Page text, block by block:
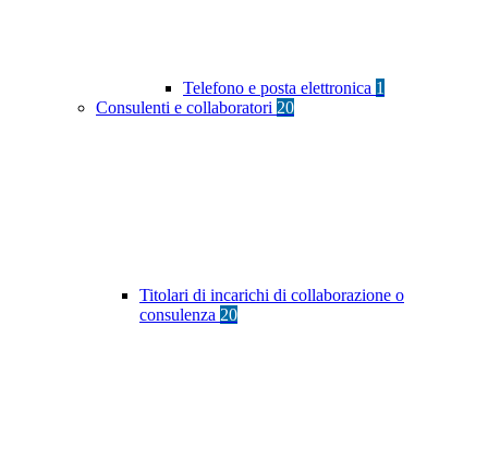
Telefono e posta elettronica 1
Consulenti e collaboratori 20
Titolari di incarichi di collaborazione o
consulenza 20